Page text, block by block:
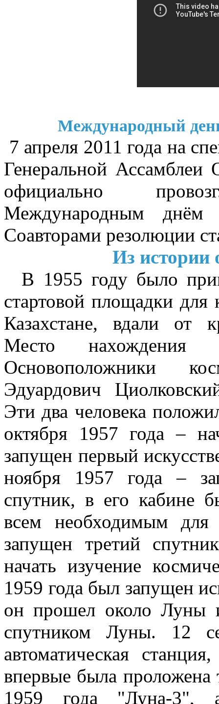
Международный
7 апреля 2011 года на
Генеральной
официально
Международным днём
Соавторами резолюции
Из истории
В 1955 году было
стартовой площадки
Казахстане, вдали от
Место нахождения
Основоположники
Эдуардович
Эти два человека
октября 1957 года –
запущен первый
ноября 1957 года –
спутник, в его кабине
всем необходимым
запущен третий
начать изучение
1959 года был запущен
он прошел около Луны
спутником Луны. 12
автоматическая
впервые была проложена
1959 года "Луна-3",